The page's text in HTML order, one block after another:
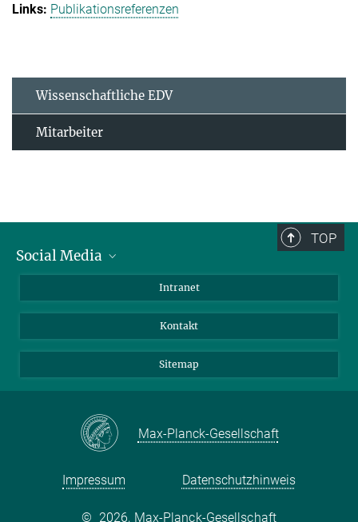
Publikationsreferenzen
Wissenschaftliche EDV
Mitarbeiter
TOP
Social Media
Intranet
Kontakt
Sitemap
Max-Planck-Gesellschaft
Impressum Datenschutzhinweis
© 2026, Max-Planck-Gesellschaft